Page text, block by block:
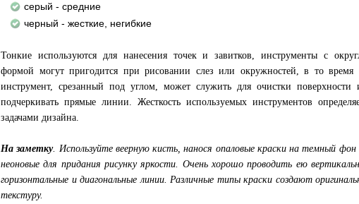
серый - средние
черный - жесткие, негибкие
Тонкие используются для нанесения точек и завитков, инструменты с
формой могут пригодится при рисовании слез или окружностей, в то время
инструмент, срезанный под углом, может служить для очистки поверхности
подчеркивать прямые линии. Жесткость используемых инструментов
задачами дизайна.
На заметку. Используйте веерную кисть, нанося опаловые краски на темный фон
неоновые для придания рисунку яркости. Очень хорошо проводить ею
горизонтальные и диагональные линии. Различные типы краски создают
текстуру.